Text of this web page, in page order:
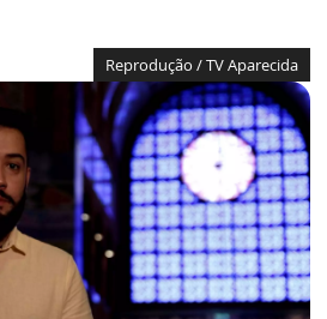
Reprodução / TV Aparecida